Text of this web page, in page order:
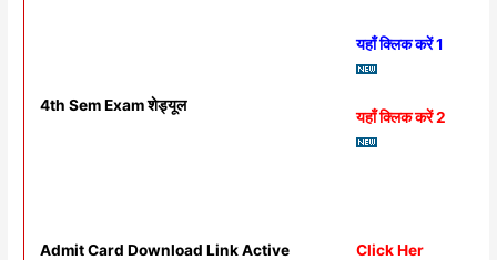
4th Sem Exam शेड्यूल
यहाँ क्लिक करें 1
यहाँ क्लिक करें 2
Admit Card Download Link Active
Click Her